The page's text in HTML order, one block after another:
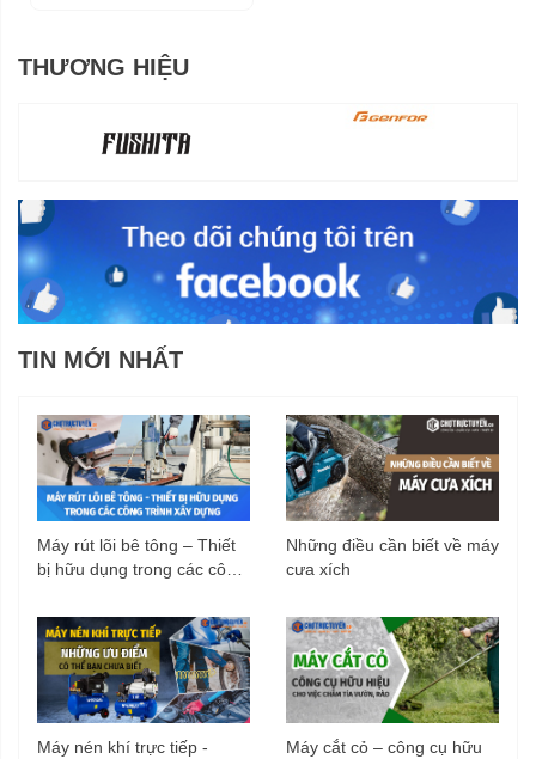
THƯƠNG HIỆU
TIN MỚI NHẤT
Máy rút lõi bê tông – Thiết
bị hữu dụng trong các công
Những điều cần biết về máy
cưa xích
Máy nén khí trực tiếp -
Máy cắt cỏ – công cụ hữu